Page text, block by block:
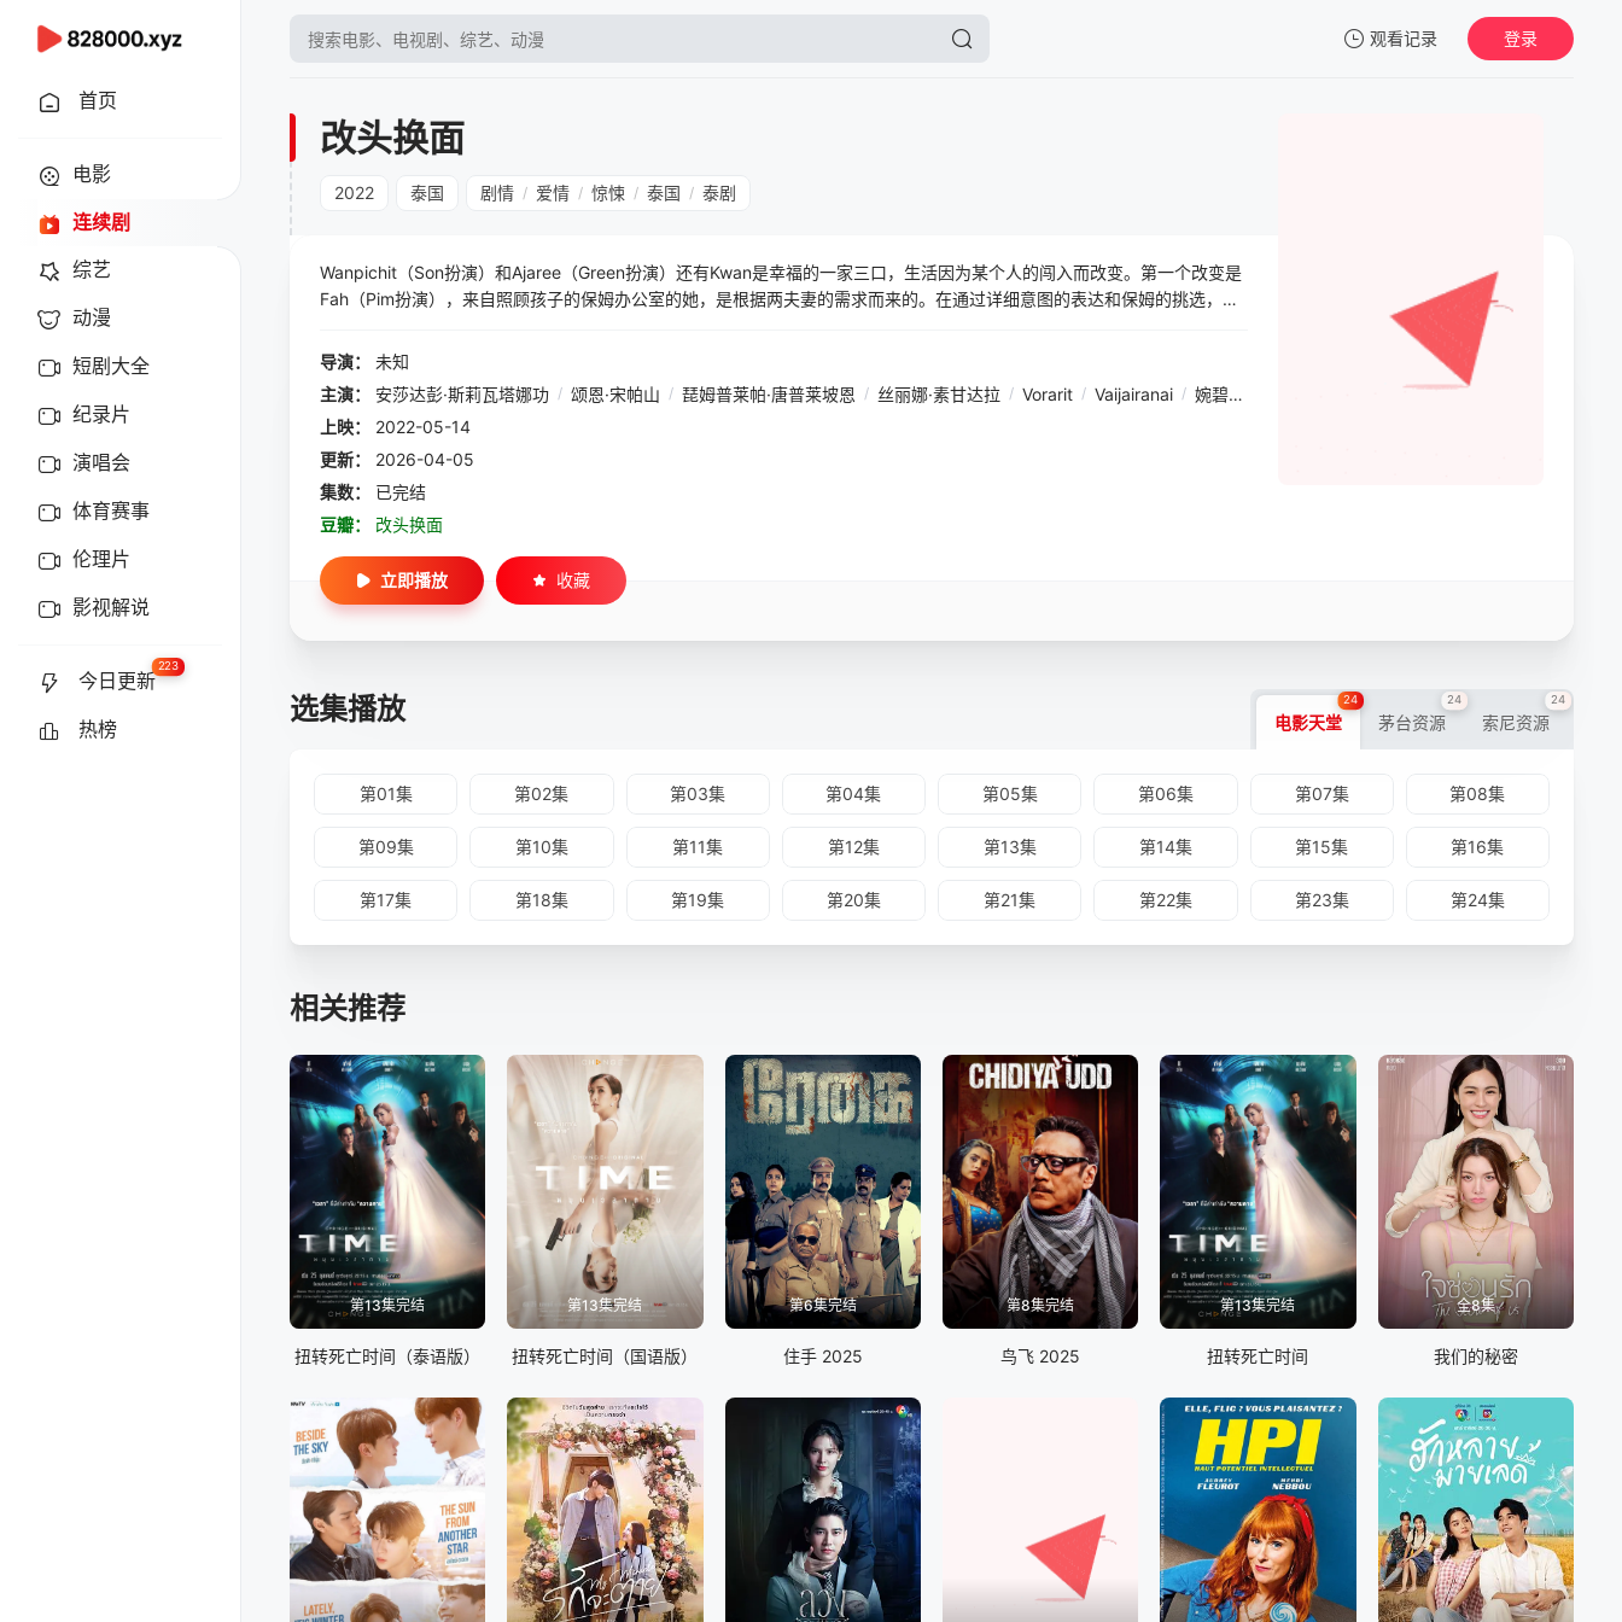
观看记录
暂无观看影片的记录
登录
首页
电影
连续剧
综艺
动漫
短剧大全
纪录片
演唱会
体育赛事
伦理片
影视解说
今日更新
223
热榜
改头换面
2022 泰国 剧情 / 爱情 / 惊悚 / 泰国 / 泰剧
Wanpichit（Son扮演）和Ajaree（Green扮演）还有Kwan是幸福的一家三口，生活因为某个人的闯入而改变。第一个改变是
Fah（Pim扮演），来自照顾孩子的保姆办公室的她，是根据两夫妻的需求而来的。在通过详细意图的表达和保姆的挑选，最
候，这让两夫妻对孩子的担心都减少了，直到觉得很不错，当发现Kwan看起来和新的保姆在一起时候过得更加开心。
导演：
未知
主演：
安莎达彭·斯莉瓦塔娜功 / 颂恩·宋帕山 / 琵姆普莱帕·唐普莱坡恩 / 丝丽娜·素甘达拉 / Vorarit / Vaijairanai / 婉碧雅·奥辛诺帕库
上映：
2022-05-14
更新：
2026-04-05
集数：
已完结
豆瓣：
改头换面
立即播放 收藏
选集播放 电影天堂
24
茅台资源
24
索尼资源
24
第01集 第02集 第03集 第04集 第05集 第06集 第07集 第08集
第09集 第10集 第11集 第12集 第13集 第14集 第15集 第16集
第17集 第18集 第19集 第20集 第21集 第22集 第23集 第24集
相关推荐
第13集完结
扭转死亡时间（泰语版）
第13集完结
扭转死亡时间（国语版）
第6集完结
住手 2025
第8集完结
鸟飞 2025
第13集完结
扭转死亡时间
全8集
我们的秘密